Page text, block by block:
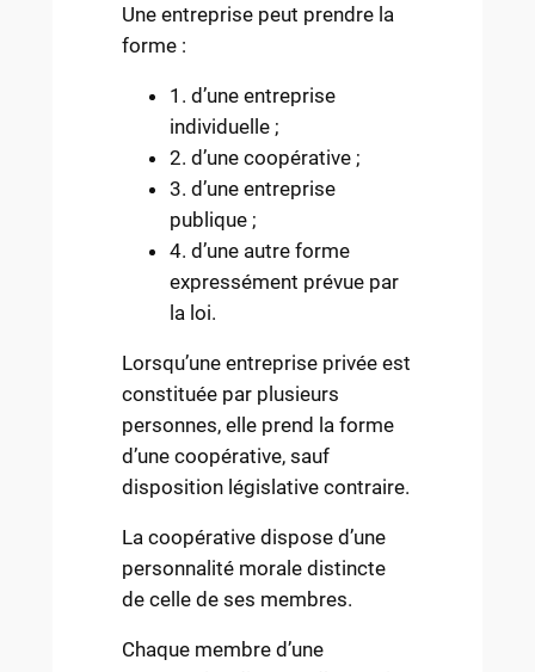
Une entreprise peut prendre la
forme :
1. d’une entreprise
individuelle ;
2. d’une coopérative ;
3. d’une entreprise
publique ;
4. d’une autre forme
expressément prévue par
la loi.
Lorsqu’une entreprise privée est
constituée par plusieurs
personnes, elle prend la forme
d’une coopérative, sauf
disposition législative contraire.
La coopérative dispose d’une
personnalité morale distincte
de celle de ses membres.
Chaque membre d’une